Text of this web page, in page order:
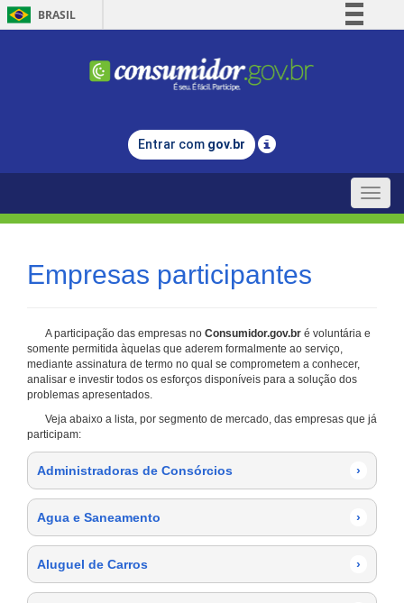
BRASIL
Comunica BR
Legislação
Entrar com gov.br
Toggle
Empresas participantes
A participação das empresas no Consumidor.gov.br é voluntária e
somente permitida àquelas que aderem formalmente ao serviço,
mediante assinatura de termo no qual se comprometem a conhecer,
analisar e investir todos os esforços disponíveis para a solução dos
problemas apresentados.
Veja abaixo a lista, por segmento de mercado, das empresas que já
participam:
Administradoras de Consórcios ›
Agua e Saneamento ›
Aluguel de Carros ›